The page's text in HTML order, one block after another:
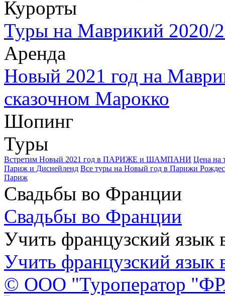
Курорты
Туры на Маврикий 2020/
Аренда
Новый 2021 год на
сказочном Марокко
Шопинг
Туры
Встретим Новый 2021 год в ПАРИЖЕ и ШАМПАНИ Цена на
Париж и Диснейленд Все туры на Новый год в Парижи
Париж
Свадьбы во Франции
Свадьбы во Франции
Учить французский язык
Учить французский язык
© ООО "Туроператор